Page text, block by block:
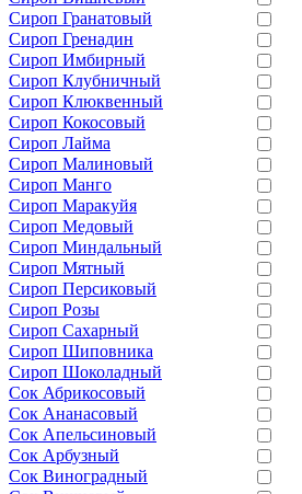
Сироп Гранатовый
Сироп Гренадин
Сироп Имбирный
Сироп Клубничный
Сироп Клюквенный
Сироп Кокосовый
Сироп Лайма
Сироп Малиновый
Сироп Манго
Сироп Маракуйя
Сироп Медовый
Сироп Миндальный
Сироп Мятный
Сироп Персиковый
Сироп Розы
Сироп Сахарный
Сироп Шиповника
Сироп Шоколадный
Сок Абрикосовый
Сок Ананасовый
Сок Апельсиновый
Сок Арбузный
Сок Виноградный